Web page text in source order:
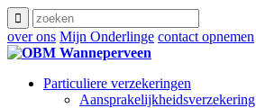
over ons Mijn Onderlinge contact opnemen
Particuliere verzekeringen
Aansprakelijkheidsverzekering